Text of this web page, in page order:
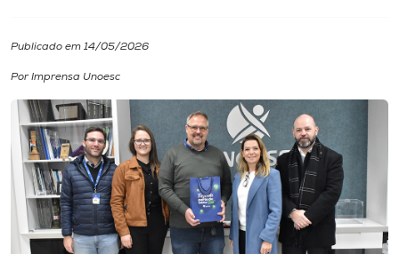
Diplomados
Cultura
CPA
Publicado em 14/05/2026
Por Imprensa Unoesc